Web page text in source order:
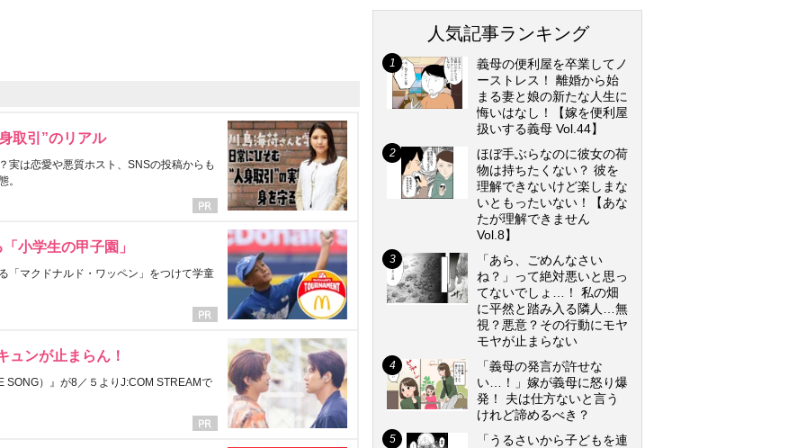
取引”のリアル
実は恋愛や悪質ホスト、SNSの投稿からも
。
小学生の甲子園」
「マクドナルド・ワッペン」をつけて学童
ュンが止まらん！
SONG）』が8／５よりJ:COM STREAMで
人気記事ランキング
義母の便利屋を卒業してノ
ーストレス！ 離婚から始
まる妻と娘の新たな人生に
悔いはなし！【嫁を便利屋
扱いする義母 Vol.44】
ほぼ手ぶらなのに彼女の荷
物は持ちたくない？ 彼を
理解できないけど楽しまな
いともったいない！【あな
たが理解できません
Vol.8】
「あら、ごめんなさい
ね？」って絶対悪いと思っ
てないでしょ…！ 私の畑
に平然と踏み入る隣人…無
視？悪意？その行動にモヤ
モヤが止まらない
「義母の発言が許せな
い…！」嫁が義母に怒り爆
発！ 夫は仕方ないと言う
けれど諦めるべき？
「うるさいから子どもを連